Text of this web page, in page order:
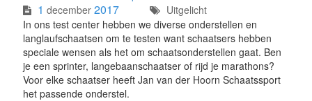
1 december 2017
Uitgelicht
In ons test center hebben we diverse onderstellen en
langlaufschaatsen om te testen want schaatsers hebben
speciale wensen als het om schaatsonderstellen gaat. Ben
je een sprinter, langebaanschaatser of rijd je marathons?
Voor elke schaatser heeft Jan van der Hoorn Schaatssport
het passende onderstel.